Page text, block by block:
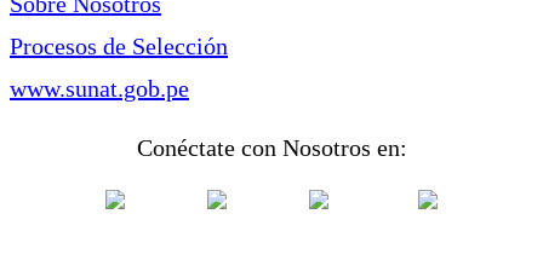
Procesos de Selección
www.sunat.gob.pe
Conéctate con Nosotros en: